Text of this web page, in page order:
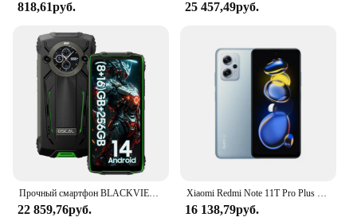
818,61руб. 25 457,49руб.
22 859,76руб. 16 138,79руб.